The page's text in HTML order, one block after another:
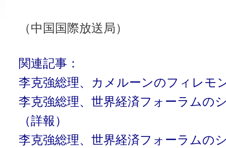
（中国国際放送局）
関連記事：
李克強総理、カメルーンのフィレモ
李克強総理、世界経済フォーラムの
（詳報）
李克強総理、世界経済フォーラムの